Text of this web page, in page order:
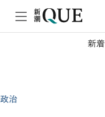
新着
政治